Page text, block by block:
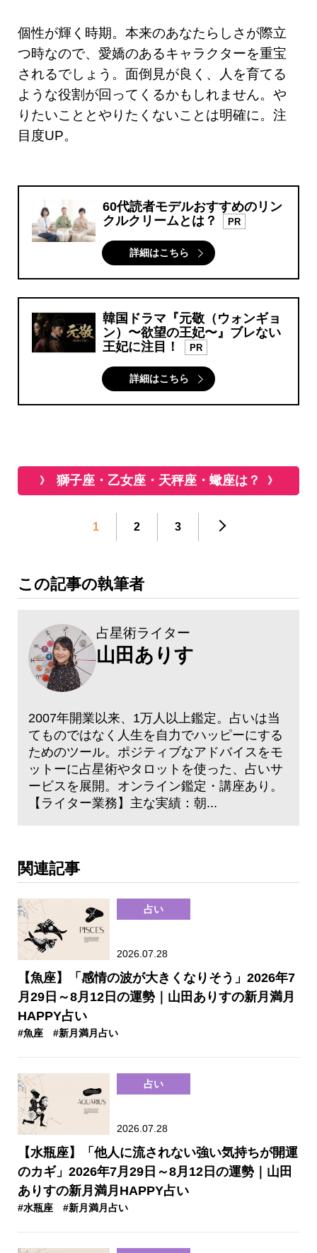
個性が輝く時期。本来のあなたらしさが際立
つ時なので、愛嬌のあるキャラクターを重宝
されるでしょう。面倒見が良く、人を育てる
ような役割が回ってくるかもしれません。や
りたいこととやりたくないことは明確に。注
目度UP。
60代読者モデルおすすめのリン
クルクリームとは？
PR
詳細はこちら
韓国ドラマ『元敬（ウォンギョ
ン）〜欲望の王妃〜』ブレない
王妃に注目！
PR
詳細はこちら
獅子座・乙女座・天秤座・蠍座は？
1 2 3
この記事の執筆者
占星術ライター
山田ありす
2007年開業以来、1万人以上鑑定。占いは当
てものではなく人生を自力でハッピーにする
ためのツール。ポジティブなアドバイスをモ
ットーに占星術やタロットを使った、占いサ
ービスを展開。オンライン鑑定・講座あり。
【ライター業務】主な実績：朝...
関連記事
占い
2026.07.28
【魚座】「感情の波が大きくなりそう」2026年7
月29日～8月12日の運勢｜山田ありすの新月満月
HAPPY占い
#魚座 #新月満月占い
占い
2026.07.28
【水瓶座】「他人に流されない強い気持ちが開運
のカギ」2026年7月29日～8月12日の運勢｜山田
ありすの新月満月HAPPY占い
#水瓶座 #新月満月占い